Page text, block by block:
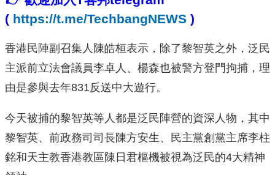
( https://t.me/TechbangNEWS )
香港民陣副召集人陳皓桓表示，除了黎智英之外，泛民
主派前立法會議員李卓人、楊森也被警方登門拘捕，理
由是參與去年831反送中大遊行。
今天被捕的黎智英等人都是泛民陣營的資深人物，其中
黎智英、前政務司司長陳方安生、民主黨創黨主席李柱
銘和天主教香港教區陳日君樞機被視為泛民的4大精神